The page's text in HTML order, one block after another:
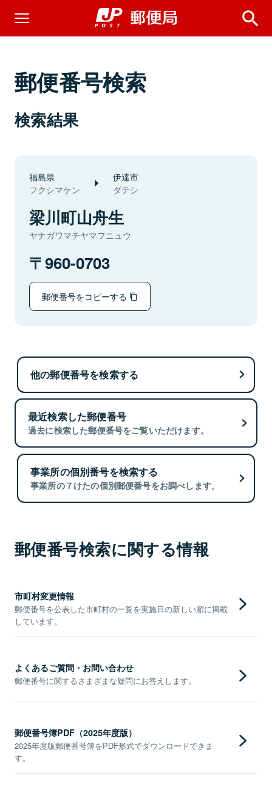
郵便番号検索
検索結果
福島県
フクシマケン
伊達市
ダテシ
梁川町山舟生
ヤナガワマチヤマフニュウ
960-0703
郵便番号をコピーする
他の郵便番号を検索する
最近検索した郵便番号
過去に検索した郵便番号をご覧いただけます。
事業所の個別番号を検索する
事業所の７けたの個別郵便番号をお調べします。
郵便番号検索に関する情報
市町村変更情報
郵便番号を公表した市町村の一覧を実施日の新しい順に掲載
しています。
よくあるご質問・お問い合わせ
郵便番号に関するさまざまな疑問にお答えします。
郵便番号簿PDF（2025年度版）
2025年度版郵便番号簿をPDF形式でダウンロードできま
す。